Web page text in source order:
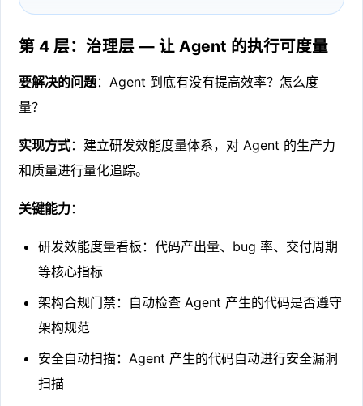
第 4 层：治理层 — 让 Agent 的执行可度量
要解决的问题：Agent 到底有没有提高效率？怎么度
量？
实现方式：建立研发效能度量体系，对 Agent 的生产力
和质量进行量化追踪。
关键能力：
研发效能度量看板：代码产出量、bug 率、交付周期
等核心指标
架构合规门禁：自动检查 Agent 产生的代码是否遵守
架构规范
安全自动扫描：Agent 产生的代码自动进行安全漏洞
扫描